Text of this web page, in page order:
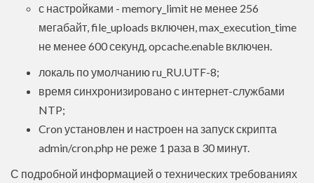
с настройками - memory_limit не менее 256
мегабайт, file_uploads включен, max_execution_time
не менее 600 секунд, opcache.enable включен.
локаль по умолчанию ru_RU.UTF-8;
время синхронизировано с интернет-службами
NTP;
Cron установлен и настроен на запуск скрипта
admin/cron.php не реже 1 раза в 30 минут.
С подробной информацией о технических требованиях